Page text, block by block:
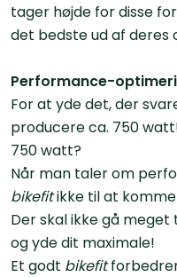
tager højde for disse
det bedste ud af deres
Performance-
For at yde det, der
producere ca. 750
750 watt?
Når man taler om
bikefitikke til at
Der skal ikke gå meget
og yde dit maximale!
Et godt bikefit